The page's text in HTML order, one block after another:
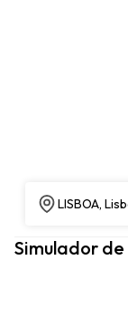
LISBOA,
Simulador